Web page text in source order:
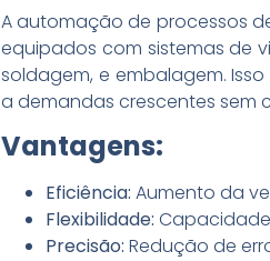
A automação de processos
equipados com sistemas de
soldagem, e embalagem.
a demandas crescentes sem
Vantagens:
Eficiência: Aumento da
Flexibilidade:
Precisão: Redução de